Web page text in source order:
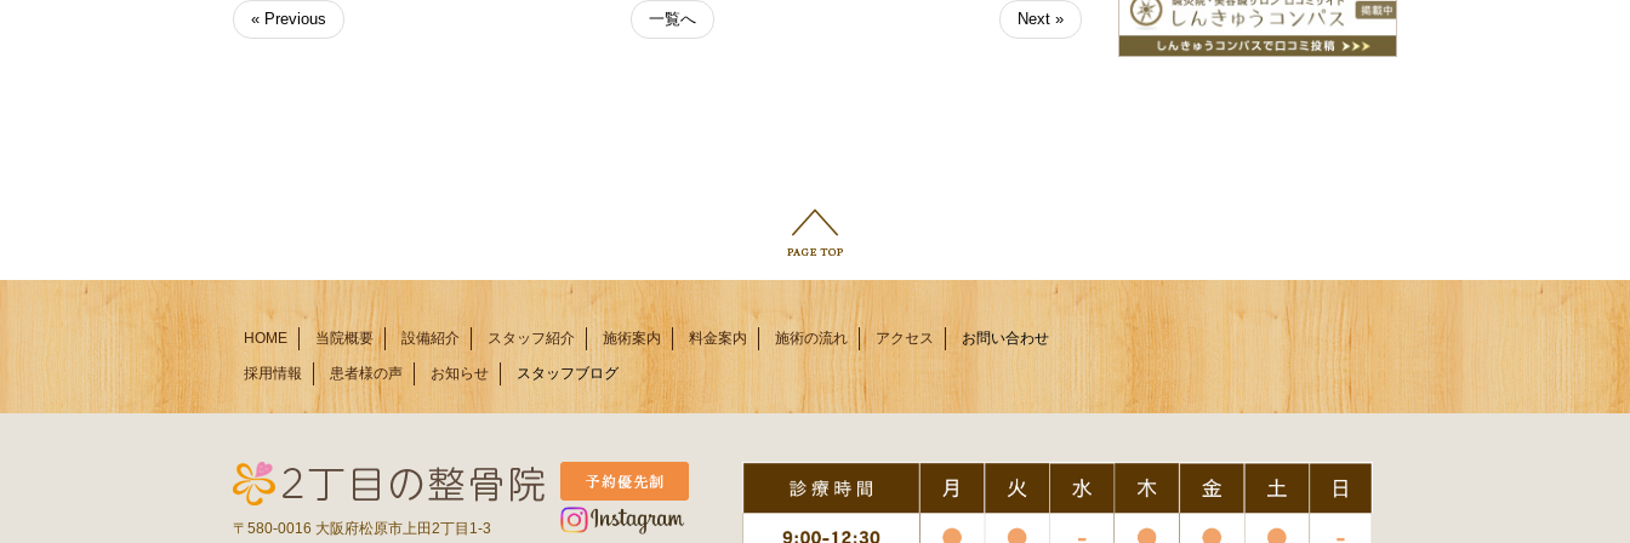
« Previous 一覧へ Next »
HOME 当院概要 設備紹介 スタッフ紹介 施術案内 料金案内 施術の流れ アクセス お問い合わせ
採用情報 患者様の声 お知らせ スタッフブログ
〒580-0016 大阪府松原市上田2丁目1-3